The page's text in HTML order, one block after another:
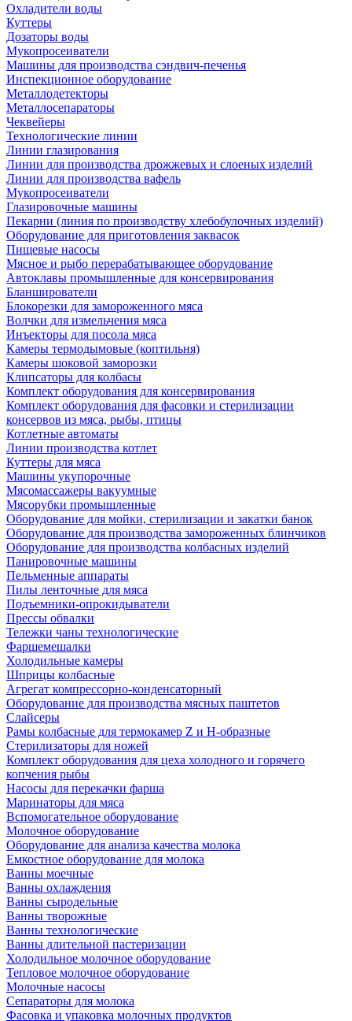
Охладители воды
Куттеры
Дозаторы воды
Мукопросеиватели
Машины для производства сэндвич-печенья
Инспекционное оборудование
Металлодетекторы
Металлосепараторы
Чеквейеры
Технологические линии
Линии глазирования
Линии для производства дрожжевых и слоеных изделий
Линии для производства вафель
Мукопросеиватели
Глазировочные машины
Пекарни (линия по производству хлебобулочных изделий)
Оборудование для приготовления заквасок
Пищевые насосы
Мясное и рыбо перерабатывающее оборудование
Автоклавы промышленные для консервирования
Бланширователи
Блокорезки для замороженного мяса
Волчки для измельчения мяса
Инъекторы для посола мяса
Камеры термодымовые (коптильня)
Камеры шоковой заморозки
Клипсаторы для колбасы
Комплект оборудования для консервирования
Комплект оборудования для фасовки и стерилизации
консервов из мяса, рыбы, птицы
Котлетные автоматы
Линии производства котлет
Куттеры для мяса
Машины укупорочные
Мясомассажеры вакуумные
Мясорубки промышленные
Оборудование для мойки, стерилизации и закатки банок
Оборудование для производства замороженных блинчиков
Оборудование для производства колбасных изделий
Панировочные машины
Пельменные аппараты
Пилы ленточные для мяса
Подъемники-опрокидыватели
Прессы обвалки
Тележки чаны технологические
Фаршемешалки
Холодильные камеры
Шприцы колбасные
Агрегат компрессорно-конденсаторный
Оборудование для производства мясных паштетов
Слайсеры
Рамы колбасные для термокамер Z и H-образные
Стерилизаторы для ножей
Комплект оборудования для цеха холодного и горячего
копчения рыбы
Насосы для перекачки фарша
Маринаторы для мяса
Вспомогательное оборудование
Молочное оборудование
Оборудование для анализа качества молока
Емкостное оборудование для молока
Ванны моечные
Ванны охлаждения
Ванны сыродельные
Ванны творожные
Ванны технологические
Ванны длительной пастеризации
Холодильное молочное оборудование
Тепловое молочное оборудование
Молочные насосы
Сепараторы для молока
Фасовка и упаковка молочных продуктов